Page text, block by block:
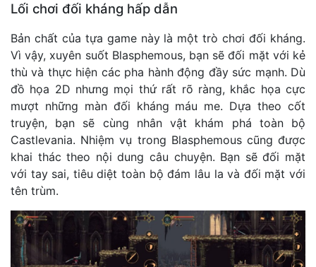
Lối chơi đối kháng hấp dẫn
Bản chất của tựa game này là một trò chơi đối kháng.
Vì vậy, xuyên suốt Blasphemous, bạn sẽ đối mặt với kẻ
thù và thực hiện các pha hành động đầy sức mạnh. Dù
đồ họa 2D nhưng mọi thứ rất rõ ràng, khắc họa cực
mượt những màn đối kháng máu me. Dựa theo cốt
truyện, bạn sẽ cùng nhân vật khám phá toàn bộ
Castlevania. Nhiệm vụ trong Blasphemous cũng được
khai thác theo nội dung câu chuyện. Bạn sẽ đối mặt
với tay sai, tiêu diệt toàn bộ đám lâu la và đối mặt với
tên trùm.